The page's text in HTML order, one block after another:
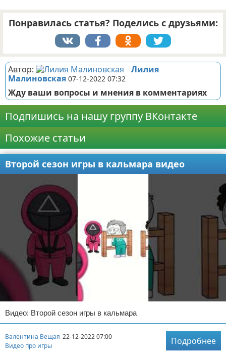
Понравилась статья? Поделись с друзьями:
Автор:
Лилия
Малиновская 07-12-2022 07:32
Жду ваши вопросы и мнения в комментариях
Подпишись на нашу группу ВКонтакте
Похожие статьи
Второй сезон игры в кальмара видео
Видео: Второй сезон игры в кальмара
Валентина Вещая 22-12-2022 07:00
Видео про игры
Подробнее